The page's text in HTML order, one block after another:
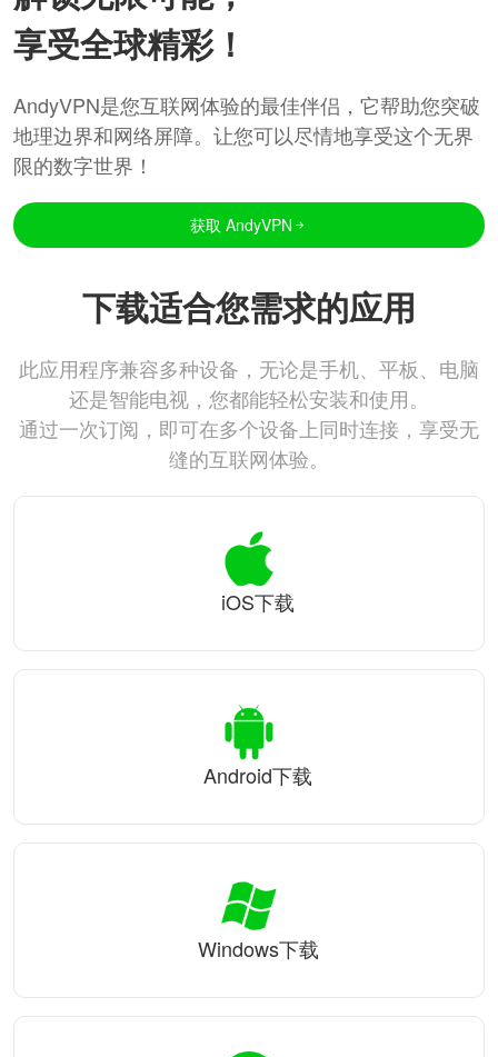
享受全球精彩！
AndyVPN是您互联网体验的最佳伴侣，它帮助您突破
地理边界和网络屏障。让您可以尽情地享受这个无界
限的数字世界！
获取 AndyVPN
下载适合您需求的应用
此应用程序兼容多种设备，无论是手机、平板、电脑
还是智能电视，您都能轻松安装和使用。
通过一次订阅，即可在多个设备上同时连接，享受无
缝的互联网体验。
iOS下载
Android下载
Windows下载